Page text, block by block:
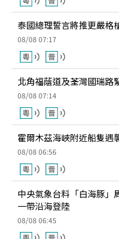
泰國總理誓言將推更嚴格
08/08 07:17
北角福蔭道及荃灣國瑞路
08/08 07:14
霍爾木茲海峽附近船隻遇
08/08 06:56
中央氣象台料「白海豚」
一帶沿海登陸
08/08 06:45